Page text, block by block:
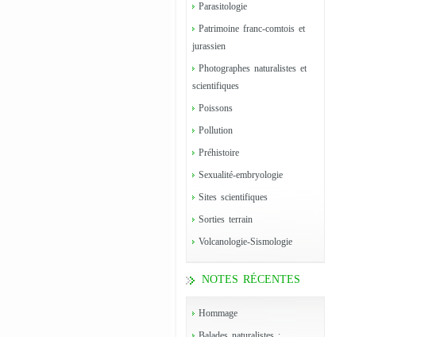
Parasitologie
Patrimoine franc-comtois et
jurassien
Photographes naturalistes et
scientifiques
Poissons
Pollution
Préhistoire
Sexualité-embryologie
Sites scientifiques
Sorties terrain
Volcanologie-Sismologie
NOTES RÉCENTES
Hommage